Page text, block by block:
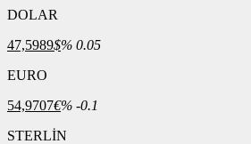
DOLAR
47,5989$% 0.05
EURO
54,9707€% -0.1
STERLİN